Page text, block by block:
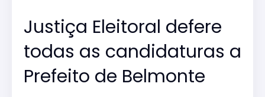
Justiça Eleitoral defere
todas as candidaturas a
Prefeito de Belmonte